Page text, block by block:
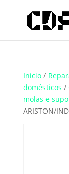
Translate
Início/
domésticos /
molas e
ARISTON/